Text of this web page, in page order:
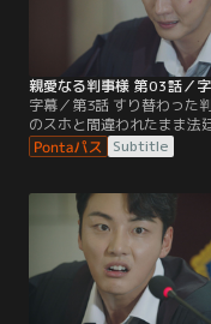
親愛なる判事様 第03話／
字幕／第3話 すり替わった
のスホと間違われたまま法
ったガンホは、漢字だらけ
が読めず、被告人ヘナの宣
へ、判事研修でソウンがやっ
る。一方スホは、恨みを持
に拉致されていた。
Subtitle